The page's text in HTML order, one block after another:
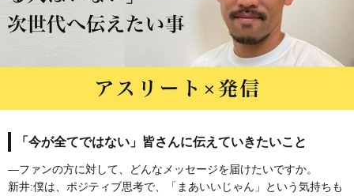
「今が全てではない」皆さんに伝えていきたいこと
―ファンの方に対して、どんなメッセージを届けたいですか。
新井:僕は、ポジティブ思考で、「まあいいじゃん」という気持ちも